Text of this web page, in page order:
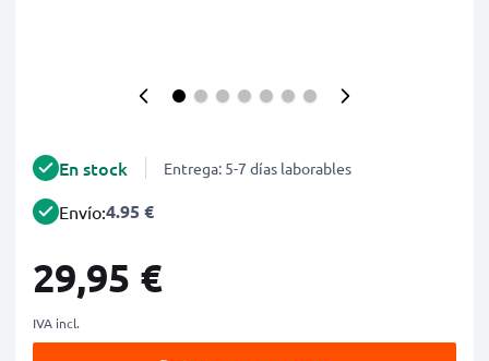
En stock Entrega: 5-7 días laborables
Envío:4.95 €
29,95 €
IVA incl.